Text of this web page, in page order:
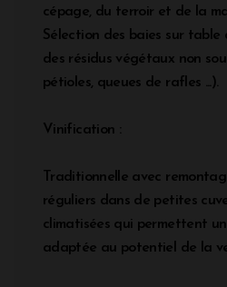
cépage, du terroir et de la
Sélection des baies sur
des résidus végétaux non
pétioles, queues de rafles ...).
Vinification :
Traditionnelle avec
réguliers dans de petites
climatisées qui permettent
adaptée au potentiel de la